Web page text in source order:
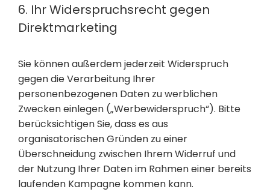
6. Ihr Widerspruchsrecht gegen
Direktmarketing
Sie können außerdem jederzeit Widerspruch
gegen die Verarbeitung Ihrer
personenbezogenen Daten zu werblichen
Zwecken einlegen („Werbewiderspruch“). Bitte
berücksichtigen Sie, dass es aus
organisatorischen Gründen zu einer
Überschneidung zwischen Ihrem Widerruf und
der Nutzung Ihrer Daten im Rahmen einer bereits
laufenden Kampagne kommen kann.